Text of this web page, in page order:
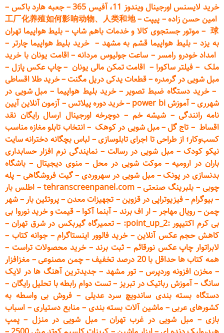
خرید لایسنس اورجینال ویندوز 11، آفیس 365
–جعبه هارد باکس –
امین حسن زاده– پیپت–
工厂化养殖如何影响动物、人类和地
球
– موتور جستجوی کالا و خدمات باهم شاپ– بلیط هواپیما تهران
به یزد–بلیط هواپیما قشم به مشهد –خرید بلیط هواپیما چارتر –
امداد خودرو رامسر – ساعت جولیوس مردانه–اقامت یونان با خرید
ملک – فیلتر ساکورا – اقامت تمکن مالی یونان –چاپ عکس پازل –
مبل شویی در گرمدره–قطعاتیدکی دریل مگنت–خرید طلا اقساطی
–خرید دستگاه ضبط تصویر –خرید بلیط هواپیما –مبل شویی در
شهرری–آموزش power bi –خرید دورهپیلاتس–آزمون آنلاین آیین
نامه رانندگی– شیشه خم – دوچرخه اورجینال ارسال رایگان نقد
اقساط – تاج گل–مبل شویی در کوهک–انتخاب تابلو مغازه مناسب
کسب‌وکار؛ از طراحی تا اجرای تابلوسازی– لباس بچگانه دخترانه سایت
نیکو کودک – مبل شویی در رسالت – نمایندگی نرم افزار حسابداری
باران در ارومیه–موکت شویی در محل–منوی دیجیتال – باشگاه
بدنسازی در پونک–مبل شویی در سهروردی–گیت فروشگاهی – پله
چوبی – بلبرینگ صنعتی–
tehranscreenpanel.com
–اطلس بار
–بیوگرام–فیزیوتراپی در قزوین– تجهیزات معدن–پروتئین بار –شهر
چمن– رویال مهاجر –ار اف برند –آبنما آکوا – قیمت و خرید نوروا بی
بی کرم اکتیپور :point_up_2:
– تعمیرگاه گیربکس در شرق تهران–
کاهش حجم عکس آنلاین–خرید فالوور اینستاگرام–جوانه کتاب –
لابراتوار چاپ عکس نورقائم–ثبت برند–خرید محصولات تراست –
همه کتاب ها حداقل با 20 درصد تخفیف
–چمن مصنوعی– مغزافزار
– مخزن افزونه وردپرس– تور مشهد –جدیدترین آهنگ ها در لایک
سانگ–آموزش رباتیک در تبریز –تست دوام رابطه با تحلیل رایگان –
دستگاه بسته‌ بندی ساندویچ سرد عدیلی – فروش بی واسطه به
کشورهای عربی–ماشین آلات بسته بندی – منابع دستیاری– اسباب
بازی– مبل شویی در غرب تهران–مبل شویی در منزل –پمپ